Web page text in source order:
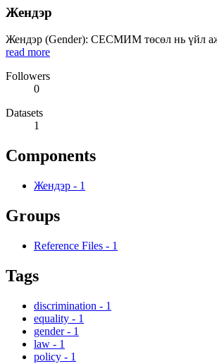
Жендэр
Жендэр (Gender): СЕСМИМ төсөл нь үйл
read more
Followers
0
Datasets
1
Components
Жендэр - 1
Groups
Reference Files - 1
Tags
discrimination - 1
equality - 1
gender - 1
law - 1
policy - 1